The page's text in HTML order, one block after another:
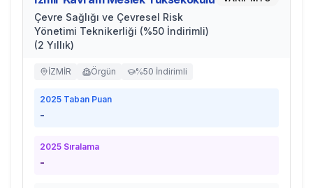
Çevre Sağlığı ve Çevresel Risk
Yönetimi Teknikerliği (%50 İndirimli)
(2 Yıllık)
İZMİR Örgün %50 İndirimli
2025 Taban Puan
-
2025 Sıralama
-